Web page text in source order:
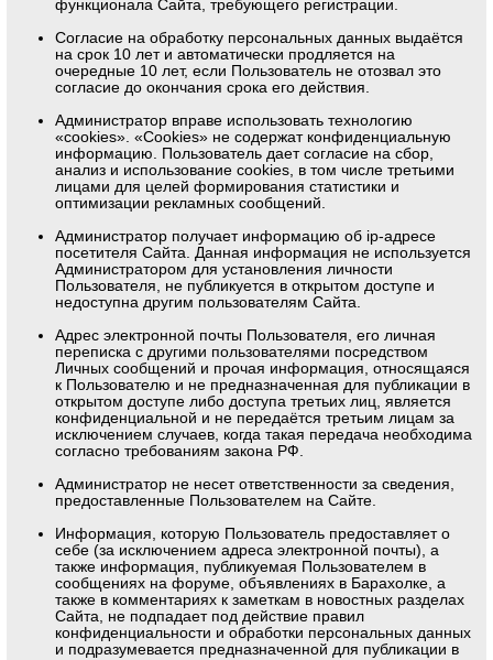
функционала Сайта, требующего регистрации.
Согласие на обработку персональных данных выдаётся
на срок 10 лет и автоматически продляется на
очередные 10 лет, если Пользователь не отозвал это
согласие до окончания срока его действия.
Администратор вправе использовать технологию
«cookies». «Cookies» не содержат конфиденциальную
информацию. Пользователь дает согласие на сбор,
анализ и использование cookies, в том числе третьими
лицами для целей формирования статистики и
оптимизации рекламных сообщений.
Администратор получает информацию об ip-адресе
посетителя Сайта. Данная информация не используется
Администратором для установления личности
Пользователя, не публикуется в открытом доступе и
недоступна другим пользователям Сайта.
Адрес электронной почты Пользователя, его личная
переписка с другими пользователями посредством
Личных сообщений и прочая информация, относящаяся
к Пользователю и не предназначенная для публикации в
открытом доступе либо доступа третьих лиц, является
конфиденциальной и не передаётся третьим лицам за
исключением случаев, когда такая передача необходима
согласно требованиям закона РФ.
Администратор не несет ответственности за сведения,
предоставленные Пользователем на Сайте.
Информация, которую Пользователь предоставляет о
себе (за исключением адреса электронной почты), а
также информация, публикуемая Пользователем в
сообщениях на форуме, объявлениях в Барахолке, а
также в комментариях к заметкам в новостных разделах
Сайта, не подпадает под действие правил
конфиденциальности и обработки персональных данных
и подразумевается предназначенной для публикации в